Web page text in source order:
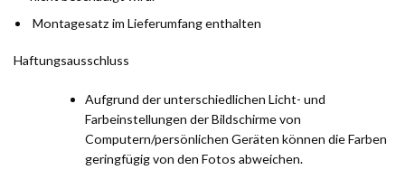
Montagesatz im Lieferumfang enthalten
Haftungsausschluss
Aufgrund der unterschiedlichen Licht- und
Farbeinstellungen der Bildschirme von
Computern/persönlichen Geräten können die Farben
geringfügig von den Fotos abweichen.